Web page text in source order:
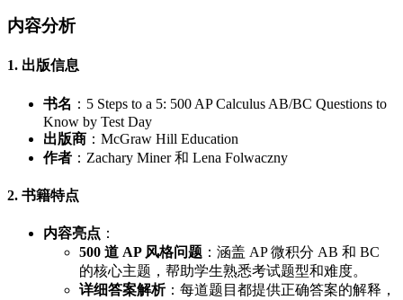
内容分析
1. 出版信息
书名 ：5 Steps to a 5: 500 AP Calculus AB/BC Questions to
Know by Test Day
出版商 ：McGraw Hill Education
作者 ：Zachary Miner 和 Lena Folwaczny
2. 书籍特点
内容亮点 ：
500 道 AP 风格问题 ：涵盖 AP 微积分 AB 和 BC
的核心主题，帮助学生熟悉考试题型和难度。
详细答案解析：每道题目都提供正确答案的解释，